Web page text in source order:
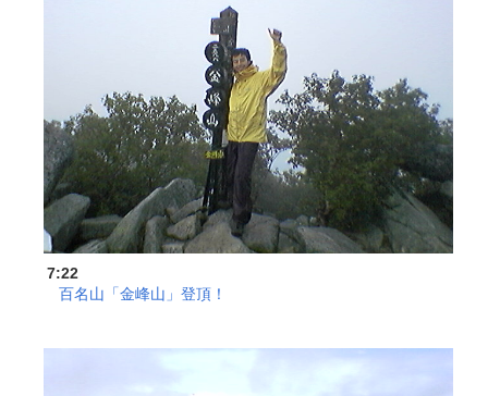
7:22
百名山「金峰山」登頂！